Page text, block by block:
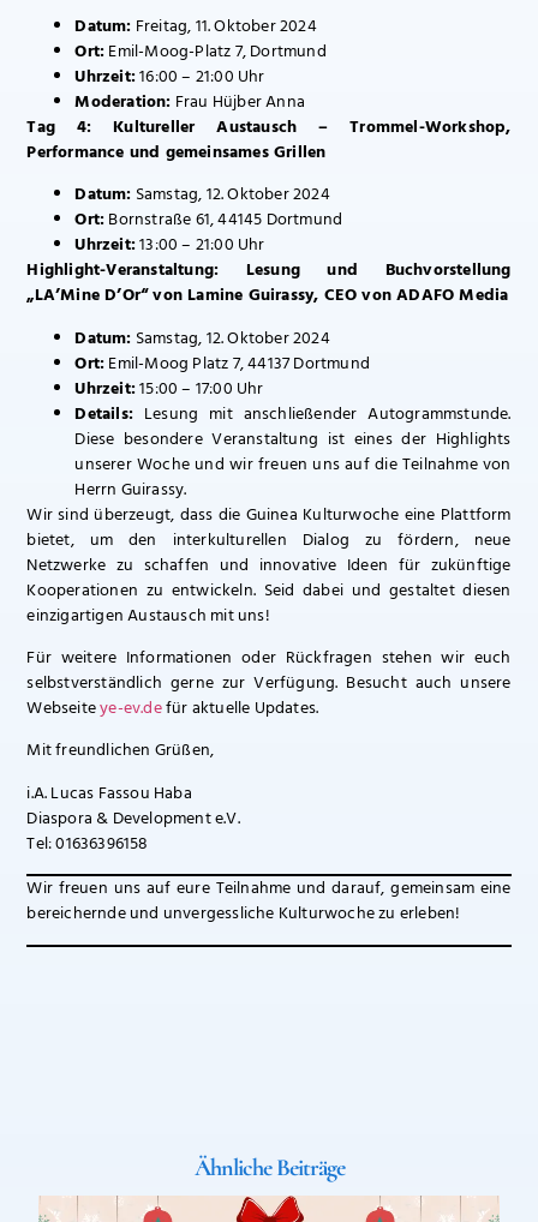
Datum: Freitag, 11. Oktober 2024
Ort:Emil-Moog-Platz 7, Dortmund
Uhrzeit:16:00 – 21:00 Uhr
Moderation: Frau Hüjber Anna
Tag 4: Kultureller Austausch – Trommel-Workshop,
Performance und gemeinsames Grillen
Datum: Samstag, 12. Oktober 2024
Ort:Bornstraße 61, 44145 Dortmund
Uhrzeit:13:00 – 21:00 Uhr
Highlight-Veranstaltung: Lesung und Buchvorstellung
„LA’Mine D’Or“ von Lamine Guirassy, CEO von ADAFO Media
Datum: Samstag, 12. Oktober 2024
Ort:Emil-Moog Platz 7, 44137 Dortmund
Uhrzeit:15:00 – 17:00 Uhr
Details: Lesung mit anschließender Autogrammstunde.
Diese besondere Veranstaltung ist eines der Highlights
unserer Woche und wir freuen uns auf die Teilnahme von
Herrn Guirassy.
Wir sind überzeugt, dass die Guinea Kulturwoche eine Plattform
bietet, um den interkulturellen Dialog zu fördern, neue
Netzwerke zu schaffen und innovative Ideen für zukünftige
Kooperationen zu entwickeln. Seid dabei und gestaltet diesen
einzigartigen Austausch mit uns!
Für weitere Informationen oder Rückfragen stehen wir euch
selbstverständlich gerne zur Verfügung. Besucht auch unsere
Webseiteye-ev.defür aktuelle Updates.
Mit freundlichen Grüßen,
i.A. Lucas Fassou Haba
Diaspora & Development e.V.
Tel: 01636396158
Wir freuen uns auf eure Teilnahme und darauf, gemeinsam eine
bereichernde und unvergessliche Kulturwoche zu erleben!
Ähnliche Beiträge